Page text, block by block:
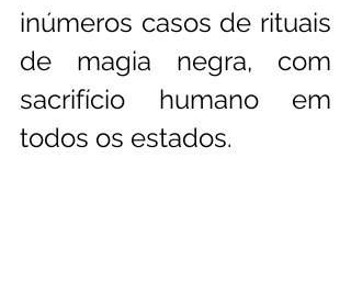
inúmeros casos de rituais
de magia negra, com
sacrifício humano em
todos os estados.